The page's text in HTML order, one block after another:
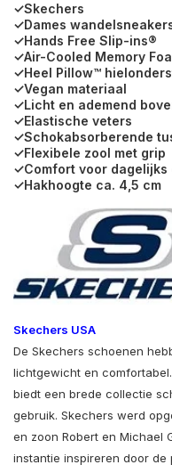
✓Skechers
✓Dames
✓Hands Free Slip-ins®
✓Air-Cooled Memory
✓Heel Pillow™
✓Vegan materiaal
✓Licht en ademend
✓Elastische veters
✓Schokabsorberende
✓Flexibele zool met grip
✓Comfort voor dagelijks
✓Hakhoogte ca. 4,5 cm
Skechers USA
De Skechers schoenen
lichtgewicht en
biedt een brede collectie
gebruik. Skechers werd
en zoon Robert en Michael
instantie inspireren door de